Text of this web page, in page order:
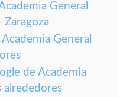
General
Zaragoza
General
de Academia
alrededores